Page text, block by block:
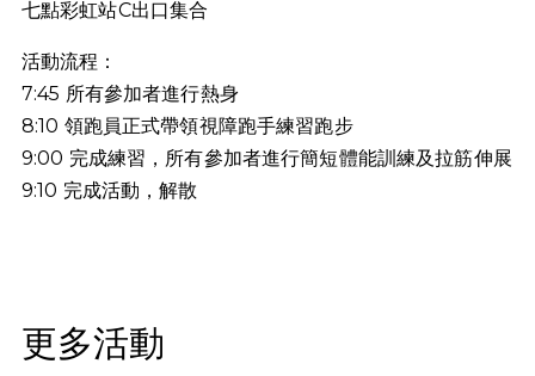
七點彩虹站C出口集合
活動流程：
7:45 所有參加者進行熱身
8:10 領跑員正式帶領視障跑手練習跑步
9:00 完成練習，所有參加者進行簡短體能訓練及拉筋伸展
9:10 完成活動，解散
更多活動